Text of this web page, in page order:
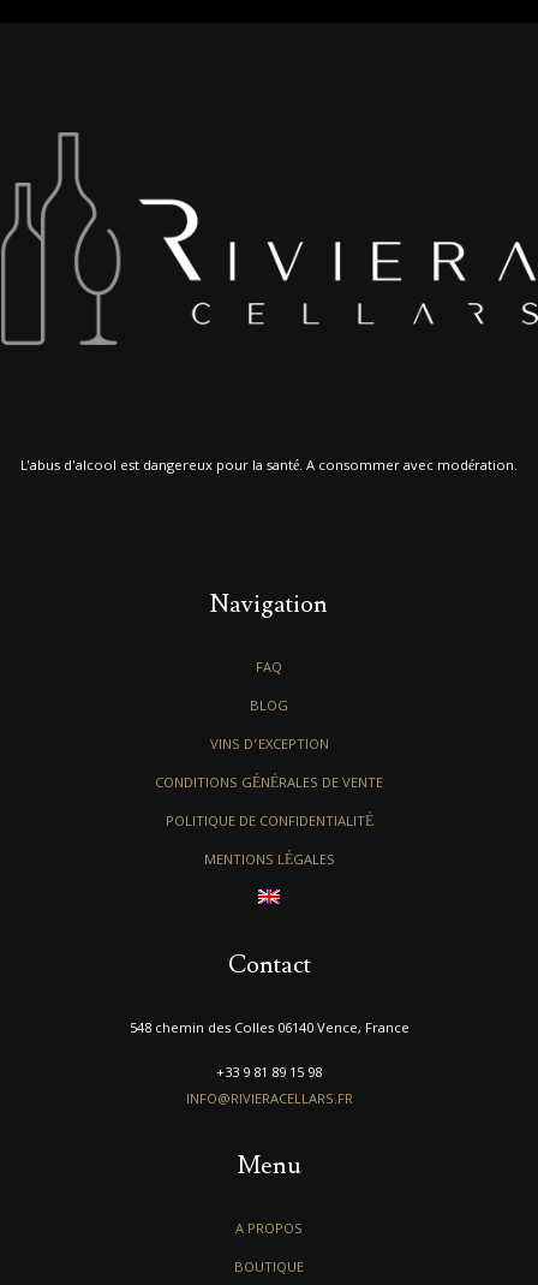
L'abus d'alcool est dangereux pour la santé. A consommer avec modération.
Navigation
FAQ
BLOG
VINS D’EXCEPTION
CONDITIONS GÉNÉRALES DE VENTE
POLITIQUE DE CONFIDENTIALITÉ
MENTIONS LÉGALES
Contact
548 chemin des Colles 06140 Vence, France
+33 9 81 89 15 98
INFO@RIVIERACELLARS.FR
Menu
A PROPOS
BOUTIQUE